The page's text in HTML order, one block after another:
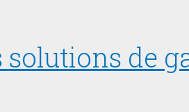
solutions de